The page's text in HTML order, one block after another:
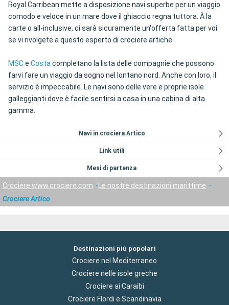
Royal Carribean mette a disposizione navi superbe per un viaggio
comodo e veloce in un mare dove il ghiaccio regna tuttora. À la
carte o all-inclusive, ci sarà sicuramente un'offerta fatta per voi
se vi rivolgete a questo esperto di crociere artiche.
MSCe Costacompletano la lista delle compagnie che possono
farvi fare un viaggio da sogno nel lontano nord. Anche con loro, il
servizio è impeccabile. Le navi sono delle vere e proprie isole
galleggianti dove è facile sentirsi a casa in una cabina di alta
gamma.
Navi in crociera Artico
Link utili
Mesi di partenza
Crociere www.crociere.com
Le nostre destinazioni marittime
Crociere Artico
Destinazioni più popolari
Crociere nel Mediterraneo
Crociere nelle isole greche
Crociere ai Caraibi
Crociere Flordi e Scandinavia